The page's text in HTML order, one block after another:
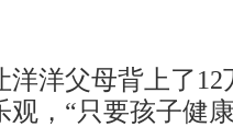
洋洋父母背上了12
观，“只要孩子健